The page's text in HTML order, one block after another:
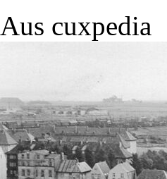
Aus cuxpedia